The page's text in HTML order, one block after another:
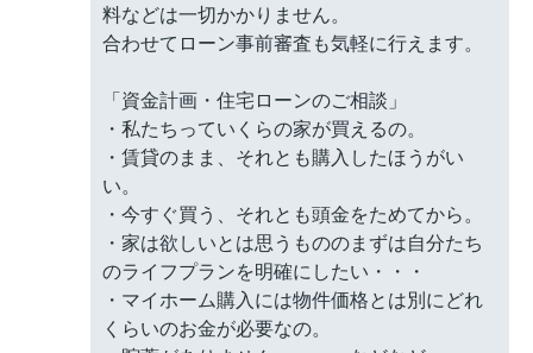
料などは一切かかりません。
合わせてローン事前審査も気軽に行えます。
「資金計画・住宅ローンのご相談」
・私たちっていくらの家が買えるの。
・賃貸のまま、それとも購入したほうがい
い。
・今すぐ買う、それとも頭金をためてから。
・家は欲しいとは思うもののまずは自分たち
のライフプランを明確にしたい・・・
・マイホーム購入には物件価格とは別にどれ
くらいのお金が必要なの。